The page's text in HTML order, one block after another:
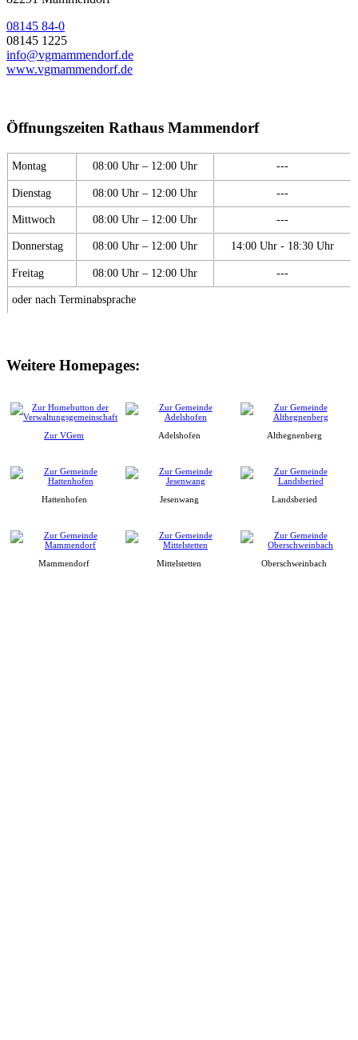
08145 84-0
08145 1225
info@vgmammendorf.de
www.vgmammendorf.de
Öffnungszeiten Rathaus Mammendorf
Montag 08:00 Uhr – 12:00 Uhr ---
Dienstag 08:00 Uhr – 12:00 Uhr ---
Mittwoch 08:00 Uhr – 12:00 Uhr ---
Donnerstag 08:00 Uhr – 12:00 Uhr 14:00 Uhr - 18:30 Uhr
Freitag 08:00 Uhr – 12:00 Uhr ---
oder nach Terminabsprache
Weitere Homepages:
Zur VGem Adelshofen Althegnenberg
Hattenhofen Jesenwang Landsberied
Mammendorf Mittelstetten Oberschweinbach